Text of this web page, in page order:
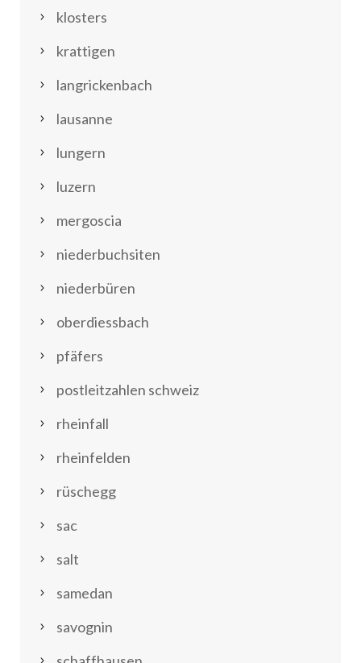
klosters
krattigen
langrickenbach
lausanne
lungern
luzern
mergoscia
niederbuchsiten
niederbüren
oberdiessbach
pfäfers
postleitzahlen schweiz
rheinfall
rheinfelden
rüschegg
sac
salt
samedan
savognin